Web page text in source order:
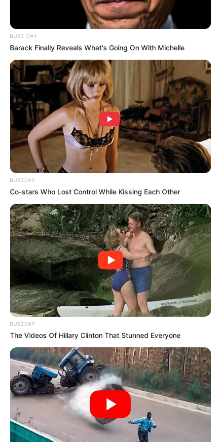
BUZZ DAY
Barack Finally Reveals What's Going On With Michelle
BUZZDAY
Co-stars Who Lost Control While Kissing Each Other
BUZZDAY
The Videos Of Hillary Clinton That Stunned Everyone